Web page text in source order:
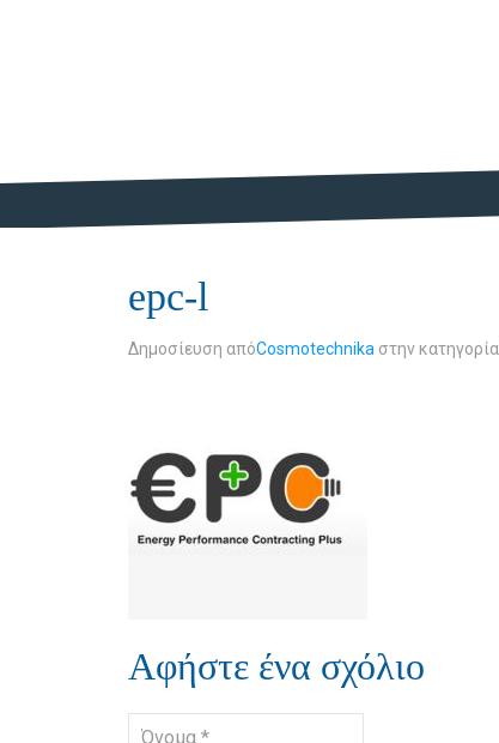
epc-l
Δημοσίευση απόCosmotechnika στην κατηγορία
Αφήστε ένα σχόλιο